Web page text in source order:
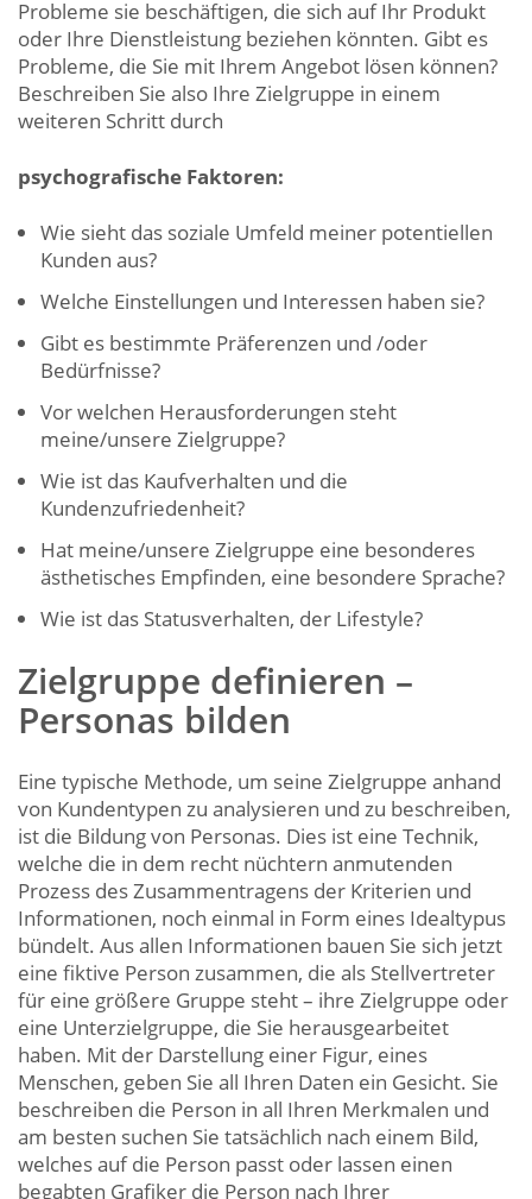
Probleme sie beschäftigen, die sich auf Ihr Produkt
oder Ihre Dienstleistung beziehen könnten. Gibt es
Probleme, die Sie mit Ihrem Angebot lösen können?
Beschreiben Sie also Ihre Zielgruppe in einem
weiteren Schritt durch
psychografische Faktoren:
Wie sieht das soziale Umfeld meiner potentiellen
Kunden aus?
Welche Einstellungen und Interessen haben sie?
Gibt es bestimmte Präferenzen und /oder
Bedürfnisse?
Vor welchen Herausforderungen steht
meine/unsere Zielgruppe?
Wie ist das Kaufverhalten und die
Kundenzufriedenheit?
Hat meine/unsere Zielgruppe eine besonderes
ästhetisches Empfinden, eine besondere Sprache?
Wie ist das Statusverhalten, der Lifestyle?
Zielgruppe definieren –
Personas bilden
Eine typische Methode, um seine Zielgruppe anhand
von Kundentypen zu analysieren und zu beschreiben,
ist die Bildung von Personas. Dies ist eine Technik,
welche die in dem recht nüchtern anmutenden
Prozess des Zusammentragens der Kriterien und
Informationen, noch einmal in Form eines Idealtypus
bündelt. Aus allen Informationen bauen Sie sich jetzt
eine fiktive Person zusammen, die als Stellvertreter
für eine größere Gruppe steht – ihre Zielgruppe oder
eine Unterzielgruppe, die Sie herausgearbeitet
haben. Mit der Darstellung einer Figur, eines
Menschen, geben Sie all Ihren Daten ein Gesicht. Sie
beschreiben die Person in all Ihren Merkmalen und
am besten suchen Sie tatsächlich nach einem Bild,
welches auf die Person passt oder lassen einen
begabten Grafiker die Person nach Ihrer